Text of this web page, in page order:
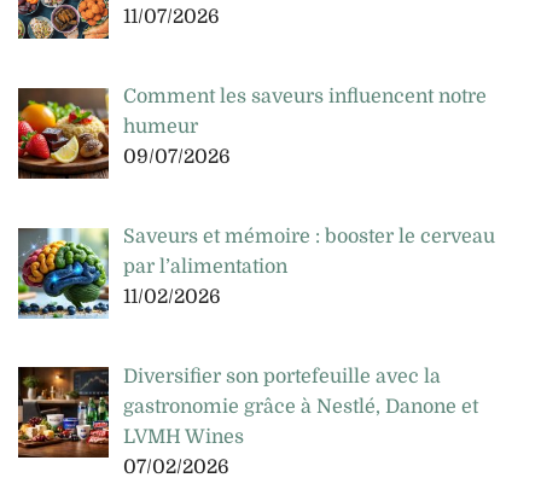
11/07/2026
Comment les saveurs influencent notre
humeur
09/07/2026
Saveurs et mémoire : booster le cerveau
par l’alimentation
11/02/2026
Diversifier son portefeuille avec la
gastronomie grâce à Nestlé, Danone et
LVMH Wines
07/02/2026